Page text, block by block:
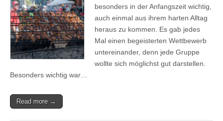
besonders in der Anfangszeit wichtig,
auch einmal aus ihrem harten Alltag
heraus zu kommen. Es gab jedes
Mal einen begeisterten Wettbewerb
untereinander, denn jede Gruppe
wollte sich möglichst gut darstellen.
Besonders wichtig war…
Read more →